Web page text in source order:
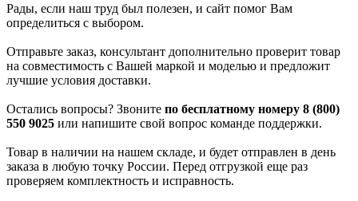
Рады, если наш труд был полезен, и сайт помог Вам
определиться с выбором.
Отправьте заказ, консультант дополнительно проверит товар
на совместимость с Вашей маркой и моделью и предложит
лучшие условия доставки.
Остались вопросы? Звоните по бесплатному номеру 8 (800)
550 9025 или напишите свой вопрос команде поддержки.
Товар в наличии на нашем складе, и будет отправлен в день
заказа в любую точку России. Перед отгрузкой еще раз
проверяем комплектность и исправность.